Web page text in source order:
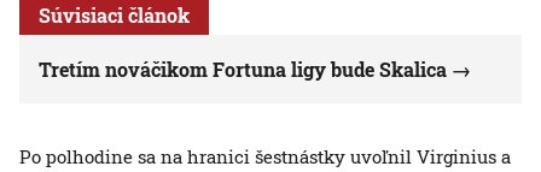
Súvisiaci článok
Tretím nováčikom Fortuna ligy bude Skalica
Po polhodine sa na hranici šestnástky uvoľnil Virginius a